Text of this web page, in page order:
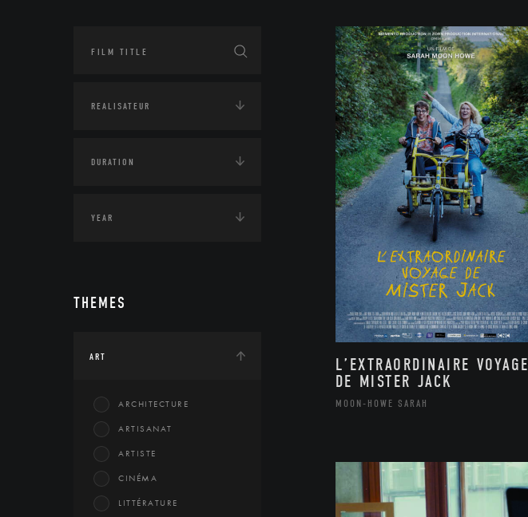
THEMES
ART
ARCHITECTURE
ARTISANAT
ARTISTE
CINÉMA
LITTÉRATURE
L’EXTRAORDINAIRE VOYAGE
DE MISTER JACK
MOON-HOWE SARAH